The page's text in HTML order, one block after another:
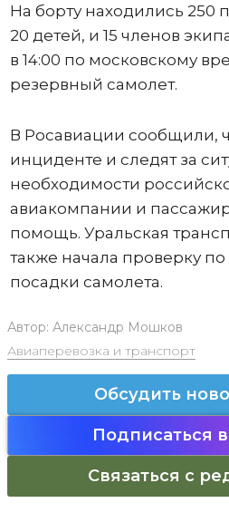
На борту находились 250
20 детей, и 15 членов
в 14:00 по московскому
резервный самолет.
В Росавиации сообщили,
инциденте и следят за
необходимости
авиакомпании и
помощь. Уральская
также начала проверку
посадки самолета.
Автор: Александр Мошков
Авиаперевозка и транспорт
Обсудить
Подписаться в
Связаться с